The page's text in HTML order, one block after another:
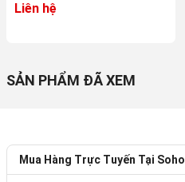
Liên hệ
SẢN PHẨM ĐÃ XEM
Mua Hàng Trực Tuyến Tại Soho